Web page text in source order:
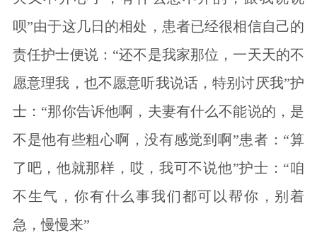
呗”由于这几日的相处，患者已经很相信自己的
责任护士便说：“还不是我家那位，一天天的不
愿意理我，也不愿意听我说话，特别讨厌我”护
士：“那你告诉他啊，夫妻有什么不能说的，是
不是他有些粗心啊，没有感觉到啊”患者：“算
了吧，他就那样，哎，我可不说他”护士：“咱
不生气，你有什么事我们都可以帮你，别着
急，慢慢来”